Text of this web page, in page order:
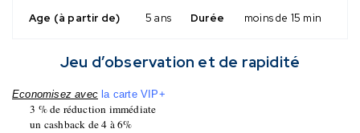
Age (à partir de) 5 ans Durée moins de 15 min
Jeu d’observation et de rapidité
Economisez avec la carte VIP+
3 % de réduction immédiate
un cashback de 4 à 6%